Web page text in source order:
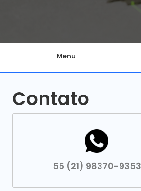
Menu
Contato
55 (21) 98370-9353